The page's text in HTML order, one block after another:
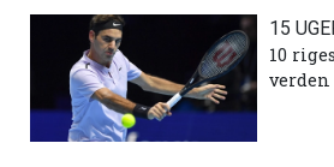
15
10
verden